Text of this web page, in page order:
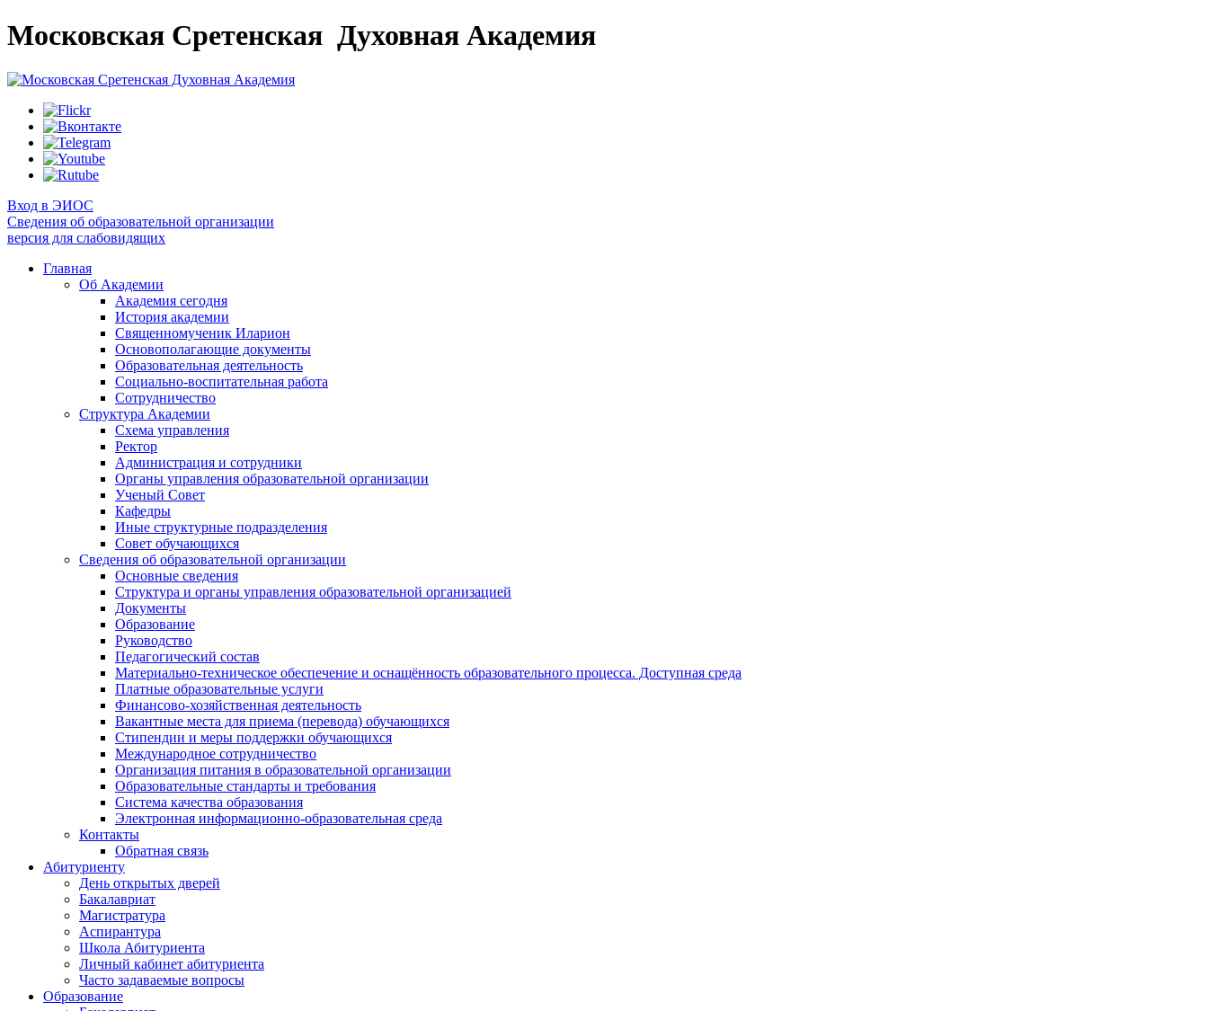
Московская Сретенская Духовная Академия
Вход в ЭИОС
Сведения об образовательной организации
версия для слабовидящих
Главная
Об Академии
Академия сегодня
История академии
Священномученик Иларион
Основополагающие документы
Образовательная деятельность
Социально-воспитательная работа
Сотрудничество
Структура Академии
Схема управления
Ректор
Администрация и сотрудники
Органы управления образовательной организации
Ученый Совет
Кафедры
Иные структурные подразделения
Совет обучающихся
Сведения об образовательной организации
Основные сведения
Структура и органы управления образовательной организацией
Документы
Образование
Руководство
Педагогический состав
Материально-техническое обеспечение и оснащённость образовательного процесса. Доступная среда
Платные образовательные услуги
Финансово-хозяйственная деятельность
Вакантные места для приема (перевода) обучающихся
Стипендии и меры поддержки обучающихся
Международное сотрудничество
Организация питания в образовательной организации
Образовательные стандарты и требования
Система качества образования
Электронная информационно-образовательная среда
Контакты
Обратная связь
Абитуриенту
День открытых дверей
Бакалавриат
Магистратура
Аспирантура
Школа Абитуриента
Личный кабинет абитуриента
Часто задаваемые вопросы
Образование